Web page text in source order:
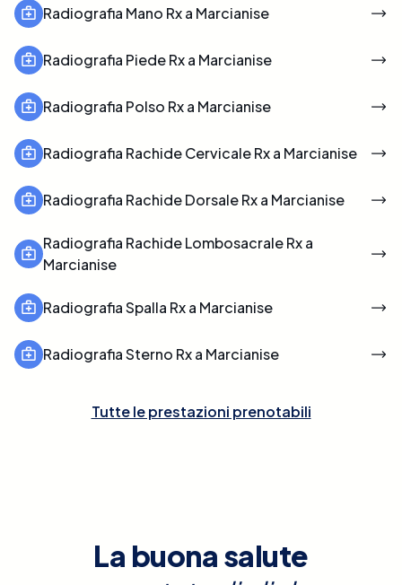
Radiografia Mano Rx a Marcianise
Radiografia Piede Rx a Marcianise
Radiografia Polso Rx a Marcianise
Radiografia Rachide Cervicale Rx a Marcianise
Radiografia Rachide Dorsale Rx a Marcianise
Radiografia Rachide Lombosacrale Rx a
Marcianise
Radiografia Spalla Rx a Marcianise
Radiografia Sterno Rx a Marcianise
Tutte le prestazioni prenotabili
La buona salute